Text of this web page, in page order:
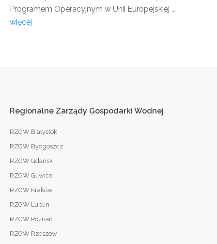
Programem Operacyjnym w Unii Europejskiej ...
więcej
Regionalne Zarządy Gospodarki Wodnej
RZGW Białystok
RZGW Bydgoszcz
RZGW Gdańsk
RZGW Gliwice
RZGW Kraków
RZGW Lublin
RZGW Poznań
RZGW Rzeszów